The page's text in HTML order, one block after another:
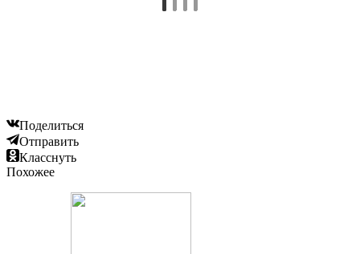
Поделиться
Отправить
Класснуть
Похожее